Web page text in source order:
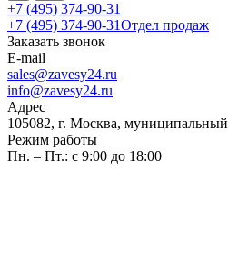
+7 (495) 374-90-31
+7 (495) 374-90-31Отдел продаж
Заказать звонок
E-mail
sales@zavesy24.ru
info@zavesy24.ru
Адрес
105082, г. Москва,
Режим работы
Пн. – Пт.: с 9:00 до 18:00